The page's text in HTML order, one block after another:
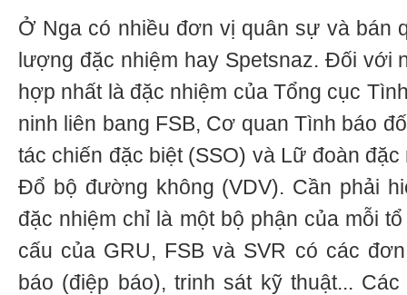
Ở Nga có nhiều đơn vị quân sự và bán
lượng đặc nhiệm hay Spetsnaz. Đối với
hợp nhất là đặc nhiệm của Tổng cục
ninh liên bang FSB, Cơ quan Tình báo
tác chiến đặc biệt (SSO) và Lữ đoàn
Đổ bộ đường không (VDV). Cần phải
đặc nhiệm chỉ là một bộ phận của mỗi
cấu của GRU, FSB và SVR có các
báo (điệp báo), trinh sát kỹ thuật...